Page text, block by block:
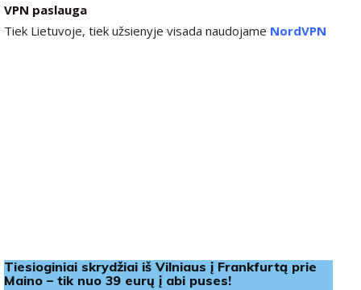
VPN paslauga
Tiek Lietuvoje, tiek užsienyje visada naudojame NordVPN
Tiesioginiai skrydžiai iš Vilniaus į Frankfurtą prie
Maino – tik nuo 39 eurų į abi puses!